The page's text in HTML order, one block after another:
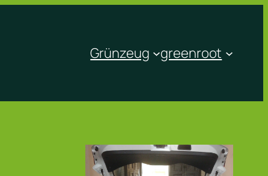
Grünzeug greenroot